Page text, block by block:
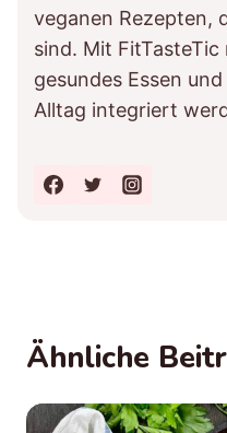
veganen Rezepten,
sind. Mit
gesundes Essen
Alltag integriert
Ähnliche